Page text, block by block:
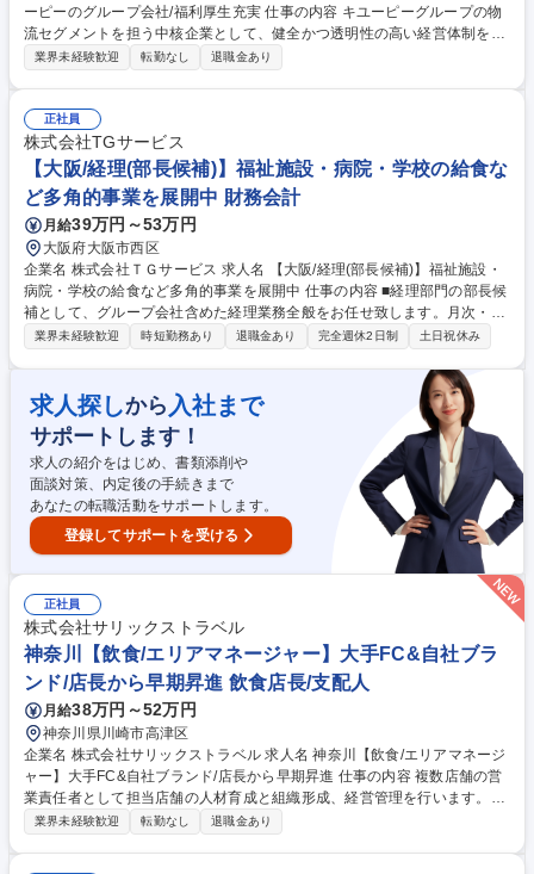
ーピーのグループ会社/福利厚生充実 仕事の内容 キユーピーグループの物
流セグメントを担う中核企業として、健全かつ透明性の高い経営体制を構
築・維持するため、内部統制システムの整備・運用およびリスクマネジメ
ネジメント・コンプライアンス推進 ■監査法人（会計士）との対話 ■内部
監査 当社グループ会社16社へのヒアリングや書類審査 募集職種 【東京都/
内部統制】キユーピーのグループ会社/福利厚生充実
業界未経験歓迎 転勤なし 退職金あり
正社員
株式会社TGサービス
【大阪/経理(部長候補)】福祉施設・病院・学校の給食な
ど多角的事業を展開中 財務会計
月給39万円～53万円
大阪府大阪市西区
企業名 株式会社ＴＧサービス 求人名 【大阪/経理(部長候補)】福祉施設・
病院・学校の給食など多角的事業を展開中 仕事の内容 ■経理部門の部長候
補として、グループ会社含めた経理業務全般をお任せ致します。月次・年
次決算・各種報告書の作成・税務申告・税理士対応・部下のマネジメント
とグループ経営の効率化を図るため、間接部門の集約のため設立した会社
です。変革中の弊社で管理部門の旗振り役をお任せします。給食事業を主
軸に外食・レストラン事業、ケータリング事業などを手がける創業以来の
「食は一個人の事業ではなく、社会事業である」の精神の基、「総合食事
産業への進化」を続ける成長企業です。高齢化に伴い、福祉施設や病院給
食等の分野を中心に売上上昇中です。 募集職種 【大阪/経理(部長候補)】
福祉施設・病院・学校の給食など多角的事業を展開中
業界未経験歓迎 時短勤務あり 退職金あり 完全週休2日制 土日祝休み
求人探しから 入社まで
サポートします！
求人の紹介をはじめ、書類添削や
面談対策、内定後の手続きまで
あなたの転職活動をサポートします。
登録してサポートを受ける
正社員
株式会社サリックストラベル
神奈川【飲食/エリアマネージャー】大手FC&自社ブラ
ンド/店長から早期昇進 飲食店長/支配人
月給38万円～52万円
神奈川県川崎市高津区
企業名 株式会社サリックストラベル 求人名 神奈川【飲食/エリアマネージ
ャー】大手FC&自社ブランド/店長から早期昇進 仕事の内容 複数店舗の営
業責任者として担当店舗の人材育成と組織形成、経営管理を行います。店
舗運営全般の指導に加えメニュー改定や店舗の改装計画など大きな裁量を
業界未経験歓迎 転勤なし 退職金あり